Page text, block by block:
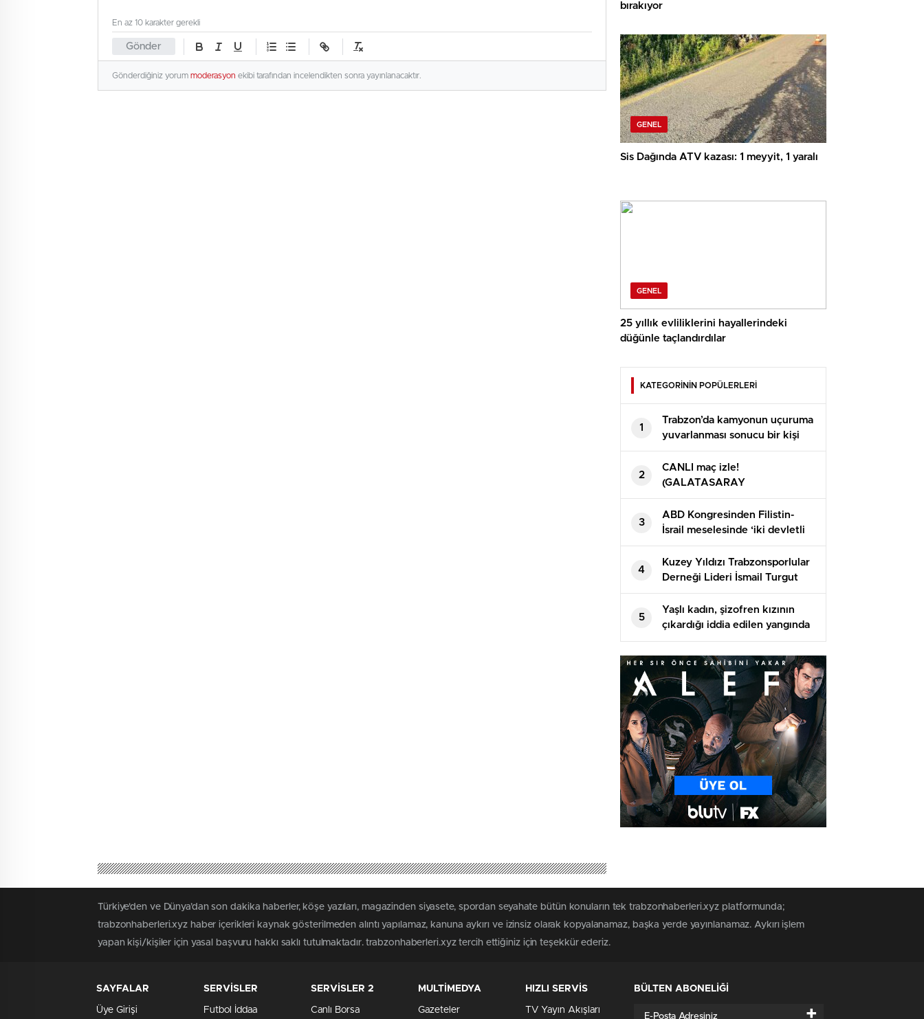
Gönder
En az 10 karakter gerekli
Gönderdiğiniz yorum moderasyon ekibi tarafından incelendikten sonra yayınlanacaktır.
bırakıyor
GENEL
Sis Dağında ATV kazası: 1 meyyit, 1 yaralı
GENEL
25 yıllık evliliklerini hayallerindeki
düğünle taçlandırdılar
KATEGORİNİN POPÜLERLERİ
1
Trabzon’da kamyonun uçuruma
yuvarlanması sonucu bir kişi
öldü
2
CANLI maç izle!
(GALATASARAY
TRABZONSPOR) Canlı şifresiz
donmadan HD maç izle! GS TS
maçı nereden izlenir?
3
ABD Kongresinden Filistin-
İsrail meselesinde ‘iki devletli
çözüme’ destek
4
Kuzey Yıldızı Trabzonsporlular
Derneği Lideri İsmail Turgut
Öksüz’ün babası vefat etti
5
Yaşlı kadın, şizofren kızının
çıkardığı iddia edilen yangında
öldü
Türkiye'den ve Dünya’dan son dakika haberler, köşe yazıları, magazinden siyasete, spordan seyahate bütün konuların tek trabzonhaberleri.xyz platformunda;
trabzonhaberleri.xyz haber içerikleri kaynak gösterilmeden alıntı yapılamaz, kanuna aykırı ve izinsiz olarak kopyalanamaz, başka yerde yayınlanamaz. Aykırı işlem
yapan kişi/kişiler için yasal başvuru hakkı saklı tutulmaktadır. trabzonhaberleri.xyz tercih ettiğiniz için teşekkür ederiz.
SAYFALAR
Üye Girişi
SERVİSLER
Futbol İddaa
SERVİSLER 2
Canlı Borsa
MULTİMEDYA
Gazeteler
HIZLI SERVİS
TV Yayın Akışları
BÜLTEN ABONELİĞİ
+